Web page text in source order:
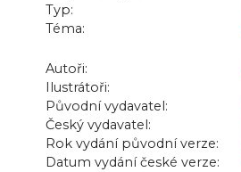
Typ:
Téma:
Autoři:
Ilustrátoři:
Původní vydavatel:
Český vydavatel:
Rok vydání původní verze:
Datum vydání české verze: